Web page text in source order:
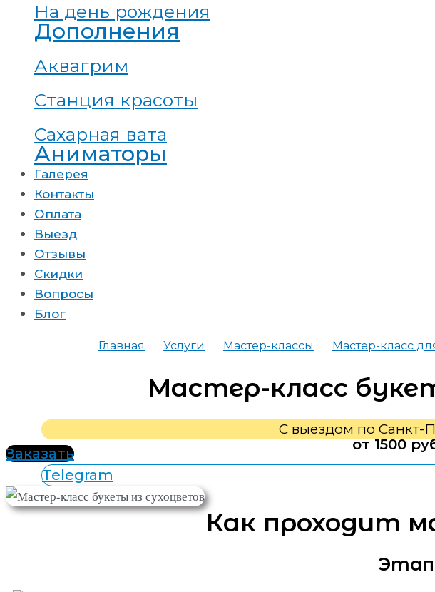
На день рождения
Дополнения
Аквагрим
Станция красоты
Сахарная вата
Аниматоры
Галерея
Контакты
Оплата
Выезд
Отзывы
Скидки
Вопросы
Блог
Главная Услуги Мастер-классы Мастер-класс
Мастер-класс
С выездом по Санкт-
от 1500
Заказать
Telegram
Как проходит
Этап